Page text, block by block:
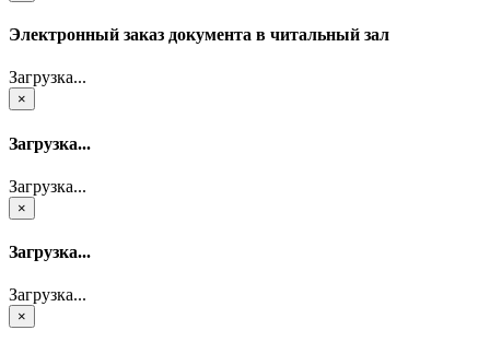
Электронный заказ документа в читальный зал
Загрузка...
×
Загрузка...
Загрузка...
×
Загрузка...
Загрузка...
×